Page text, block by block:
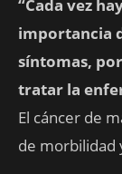
“Cada vez
importancia
síntomas,
tratar la
El cáncer de
de morbilidad